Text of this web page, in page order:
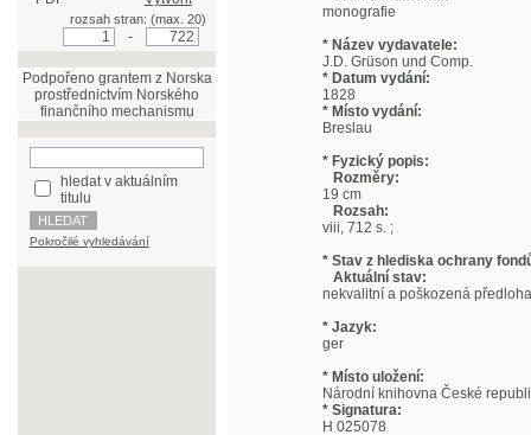
Podpořeno grantem z Norska
prostřednictvím Norského
finančního mechanismu
titulu
Pokročilé vyhledávání
* Název vydavatele:
J.D. Grüson und Comp.
* Datum vydání:
* Místo vydání:
Breslau
* Fyzický popis:
Rozměry:
Rozsah:
viii, 712 s. ;
* Stav z hlediska ochrany fondů:
Aktuální stav:
nekvalitní a poškozená předloha;
* Jazyk:
Národní knihovna České republiky
* Signatura:
H 025078
* URI:
http://kramerius.nkp.cz/kramerius/